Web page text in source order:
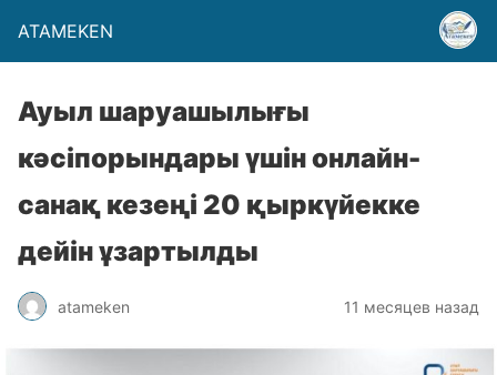
ATAMEKEN
Ауыл шаруашылығы
кәсіпорындары үшін онлайн-
санақ кезеңі 20 қыркүйекке
дейін ұзартылды
atameken 11 месяцев назад